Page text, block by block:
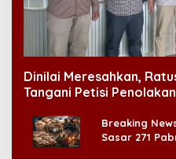
Dinilai Meresahkan,
Tangani Petisi
Breaking
Sasar 271